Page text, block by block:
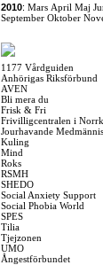
2010: Mars April Maj
September Oktober
1177 Vårdguiden
Anhörigas Riksförbund
AVEN
Bli mera du
Frisk & Fri
Frivilligcentralen i
Jourhavande
Kuling
Mind
Roks
RSMH
SHEDO
Social Anxiety Support
Social Phobia World
SPES
Tilia
Tjejzonen
UMO
Ångestförbundet